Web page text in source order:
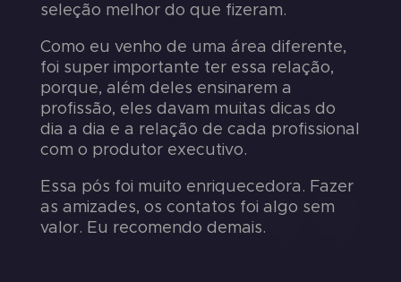
seleção melhor do que fizeram.
Como eu venho de uma área diferente,
foi super importante ter essa relação,
porque, além deles ensinarem a
profissão, eles davam muitas dicas do
dia a dia e a relação de cada profissional
com o produtor executivo.
Essa pós foi muito enriquecedora. Fazer
as amizades, os contatos foi algo sem
valor. Eu recomendo demais.